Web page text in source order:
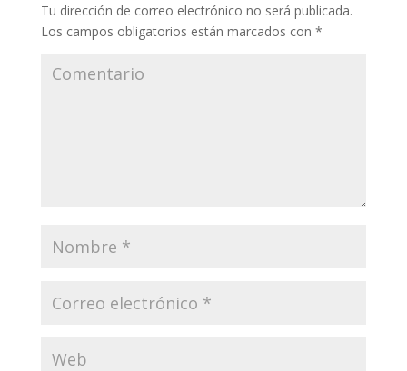
Tu dirección de correo electrónico no será publicada.
Los campos obligatorios están marcados con *